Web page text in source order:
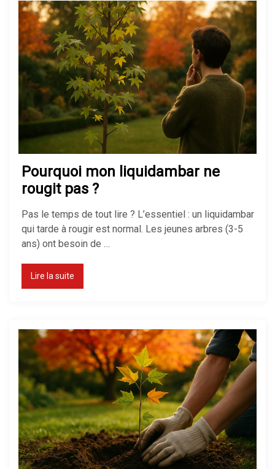
Déboucher une douche : mes
astuces pour un flux parfait
Pression d’eau faible : solutions
et tests en maison
Robinet qui fuit : comment le
Maison mal chauffée : que faire ?
Thermostat : comment bien le
régler ?
Pourquoi mon liquidambar ne
rougit pas ?
Pas le temps de tout lire ? L’essentiel : un liquidambar
qui tarde à rougir est normal. Les jeunes arbres (3-5
ans) ont besoin de …
Lire la suite